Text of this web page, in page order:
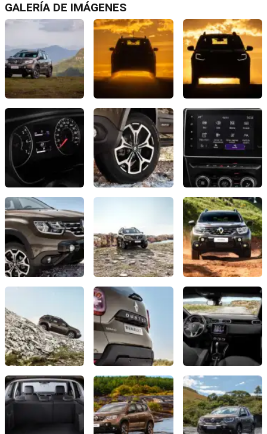
GALERÍA DE IMÁGENES